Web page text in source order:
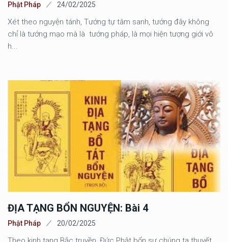
Phật Pháp 24/02/2025
Xét theo nguyện tánh, Tướng tự tâm sanh, tướng đây không
chỉ là tướng mạo mà là tướng pháp, là mọi hiện tượng giới vô
h...
ĐỊA TẠNG BỔN NGUYỆN: Bài 4
Phật Pháp 20/02/2025